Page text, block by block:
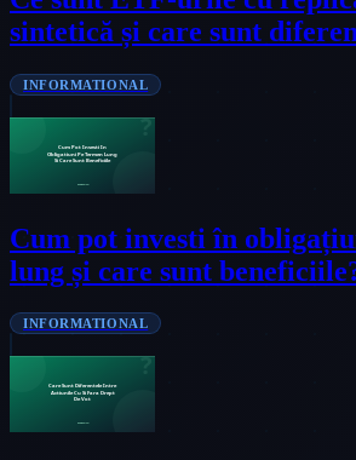
sintetică și care sunt
INFORMATIONAL
Cum pot investi în
lung și care sunt
INFORMATIONAL